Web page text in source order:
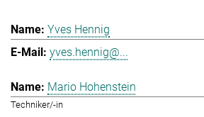
Yves Hennig
yves.hennig@...
Mario Hohenstein
Techniker/-in